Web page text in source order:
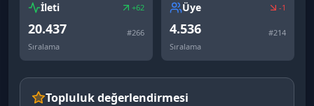
İleti +62
20.437 #266
Sıralama
Üye -1
4.536 #214
Sıralama
Topluluk değerlendirmesi